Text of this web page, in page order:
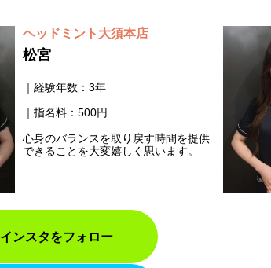
ヘッドミント大須本店
松宮
経験年数：3年
指名料：500円
心身のバランスを取り戻す時間を提供
できることを大変嬉しく思います。
インスタをフォロー